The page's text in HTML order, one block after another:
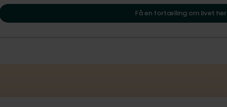
til at vise dig, hvordan Hammelev kan danne rammen om dit
Få en fortælling om livet her